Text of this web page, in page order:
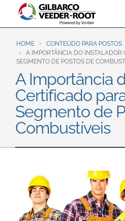
North America
United States
Canada
Español English
Brazil
Português
Español
Search
Search
HOME
CONTEÚDO PARA POSTOS
A IMPORTÂNCIA DO INSTALADOR
SEGMENTO DE POSTOS DE
A Importância
Certificado
Segmento de
Combustíveis